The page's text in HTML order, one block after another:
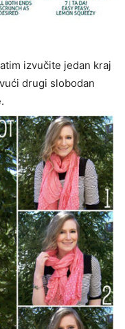
izvučite jedan kraj
drugi slobodan